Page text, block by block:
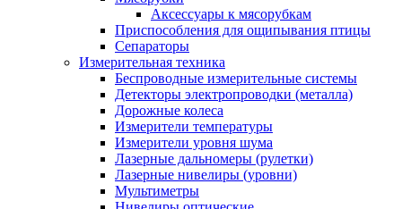
Аксессуары к мясорубкам
Приспособления для ощипывания птицы
Сепараторы
Измерительная техника
Беспроводные измерительные системы
Детекторы электропроводки (металла)
Дорожные колеса
Измерители температуры
Измерители уровня шума
Лазерные дальномеры (рулетки)
Лазерные нивелиры (уровни)
Мультиметры